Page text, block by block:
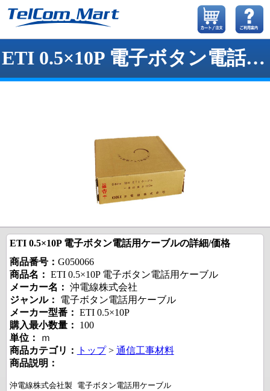
ETI 0.5×10P 電子ボタン電話用ケーブル
ETI 0.5×10P 電子ボタン電話用ケーブルの詳細/価格
商品番号： G050066
商品名： ETI 0.5×10P 電子ボタン電話用ケーブル
メーカー名： 沖電線株式会社
ジャンル：
電子ボタン電話用ケーブル
メーカー型番： ETI 0.5×10P
購入最小数量：
100
単位：
ｍ
商品カテゴリ：
トップ> 通信工事材料
商品説明：
沖電線株式会社製 電子ボタン電話用ケーブル